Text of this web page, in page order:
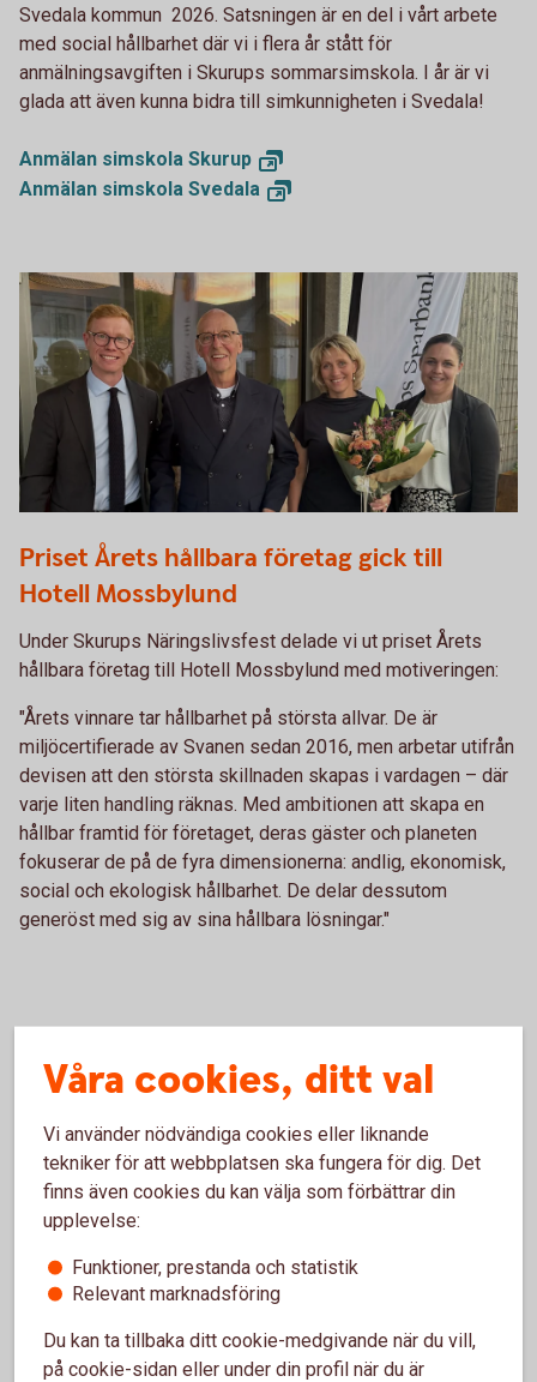
Svedala kommun 2026. Satsningen är en del i vårt arbete
med social hållbarhet där vi i flera år stått för
anmälningsavgiften i Skurups sommarsimskola. I år är vi
glada att även kunna bidra till simkunnigheten i Svedala!
Anmälan simskola Skurup
Anmälan simskola Svedala
Priset Årets hållbara företag gick till
Hotell Mossbylund
Under Skurups Näringslivsfest delade vi ut priset Årets
hållbara företag till Hotell Mossbylund med motiveringen:
"Årets vinnare tar hållbarhet på största allvar. De är
miljöcertifierade av Svanen sedan 2016, men arbetar utifrån
devisen att den största skillnaden skapas i vardagen – där
varje liten handling räknas. Med ambitionen att skapa en
hållbar framtid för företaget, deras gäster och planeten
fokuserar de på de fyra dimensionerna: andlig, ekonomisk,
social och ekologisk hållbarhet. De delar dessutom
generöst med sig av sina hållbara lösningar."
Ung och driftig 2026
Priset Ung & Driftig gick till Berlins
Rörservice
Våra cookies, ditt val
Vi använder nödvändiga cookies eller liknande
tekniker för att webbplatsen ska fungera för dig. Det
finns även cookies du kan välja som förbättrar din
upplevelse:
Funktioner, prestanda och statistik
Relevant marknadsföring
Du kan ta tillbaka ditt cookie-medgivande när du vill,
på cookie-sidan eller under din profil när du är